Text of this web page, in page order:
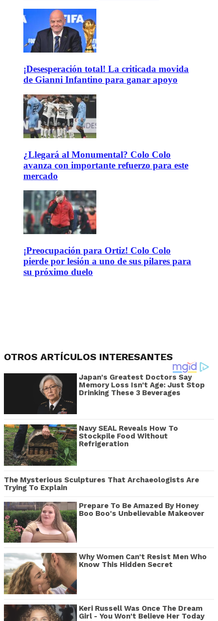
¡Desesperación total! La criticada movida
de Gianni Infantino para ganar apoyo
¿Llegará al Monumental? Colo Colo
avanza con importante refuerzo para este
mercado
¡Preocupación para Ortiz! Colo Colo
pierde por lesión a uno de sus pilares para
su próximo duelo
OTROS ARTÍCULOS INTERESANTES
Japan's Greatest Doctors Say
Memory Loss Isn't Age: Just Stop
Drinking These 3 Beverages
Navy SEAL Reveals How To
Stockpile Food Without
Refrigeration
The Mysterious Sculptures That Archaeologists Are
Trying To Explain
Prepare To Be Amazed By Honey
Boo Boo's Unbelievable Makeover
Why Women Can't Resist Men Who
Know This Hidden Secret
Keri Russell Was Once The Dream
Girl - You Won't Believe Her Today